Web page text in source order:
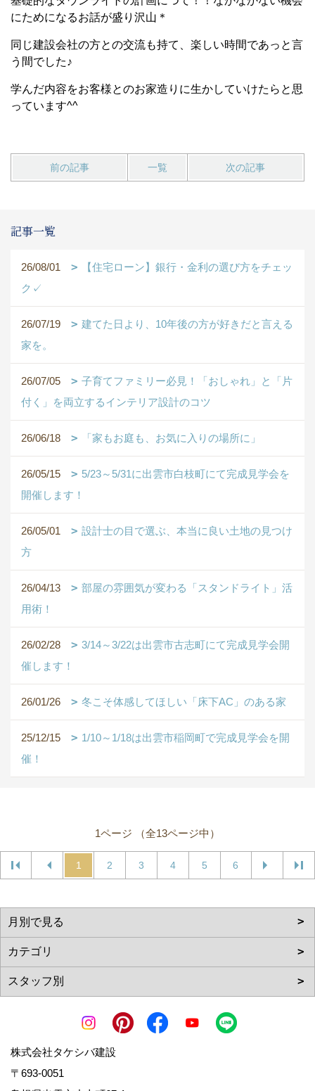
にためになるお話が盛り沢山＊
同じ建設会社の方との交流も持て、楽しい時間であっと言
う間でした♪
学んだ内容をお客様とのお家造りに生かしていけたらと思
っています^^
前の記事 一覧 次の記事
記事一覧
26/08/01
【住宅ローン】銀行・金利の選び方をチェッ
ク✓
26/07/19
建てた日より、10年後の方が好きだと言える
家を。
26/07/05
子育てファミリー必見！「おしゃれ」と「片
付く」を両立するインテリア設計のコツ
26/06/18 「家もお庭も、お気に入りの場所に」
26/05/15
5/23～5/31に出雲市白枝町にて完成見学会を
開催します！
26/05/01
設計士の目で選ぶ、本当に良い土地の見つけ
方
26/04/13
部屋の雰囲気が変わる「スタンドライト」活
用術！
26/02/28
3/14～3/22は出雲市古志町にて完成見学会開
催します！
26/01/26 冬こそ体感してほしい「床下AC」のある家
25/12/15
1/10～1/18は出雲市稲岡町で完成見学会を開
催！
1ページ （全13ページ中）
1 2 3 4 5 6
株式会社タケシバ建設
〒693-0051